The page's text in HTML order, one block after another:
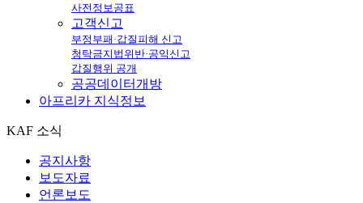
사전정보공표
고객신고
부정부패·갑질피해 신고
청탁금지법위반·공익신고
갑질행위 공개
공공데이터개방
아프리카 지식정보
KAF 소식
공지사항
보도자료
언론보도